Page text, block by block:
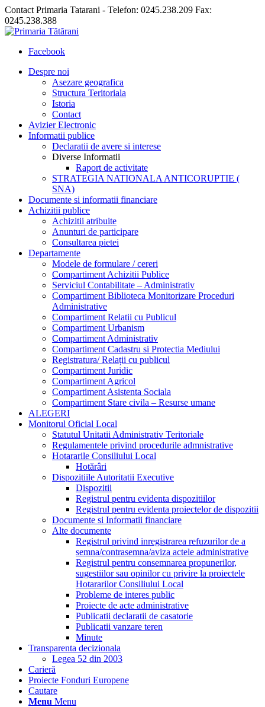
Contact Primaria Tatarani - Telefon: 0245.238.209 Fax:
0245.238.388
Facebook
Despre noi
Asezare geografica
Structura Teritoriala
Istoria
Contact
Avizier Electronic
Informatii publice
Declaratii de avere si interese
Diverse Informatii
Raport de activitate
STRATEGIA NATIONALA ANTICORUPTIE (
SNA)
Documente si informatii financiare
Achizitii publice
Achizitii atribuite
Anunturi de participare
Consultarea pietei
Departamente
Modele de formulare / cereri
Compartiment Achizitii Publice
Serviciul Contabilitate – Administrativ
Compartiment Biblioteca Monitorizare Proceduri
Administrative
Compartiment Relatii cu Publicul
Compartiment Urbanism
Compartiment Administrativ
Compartiment Cadastru si Protectia Mediului
Registratura/ Relații cu publicul
Compartiment Juridic
Compartiment Agricol
Compartiment Asistenta Sociala
Compartiment Stare civila – Resurse umane
ALEGERI
Monitorul Oficial Local
Statutul Unitatii Administrativ Teritoriale
Regulamentele privind procedurile admnistrative
Hotararile Consiliului Local
Hotărâri
Dispozitiile Autoritatii Executive
Dispozitii
Registrul pentru evidenta dispozitiilor
Registrul pentru evidenta proiectelor de dispozitii
Documente si Informatii financiare
Alte documente
Registrul privind inregistrarea refuzurilor de a
semna/contrasemna/aviza actele administrative
Registrul pentru consemnarea propunerilor,
sugestiilor sau opinilor cu privire la proiectele
Hotararilor Consiliului Local
Probleme de interes public
Proiecte de acte administrative
Publicatii declaratii de casatorie
Publicatii vanzare teren
Minute
Transparenta decizionala
Legea 52 din 2003
Carieră
Proiecte Fonduri Europene
Cautare
Menu Menu